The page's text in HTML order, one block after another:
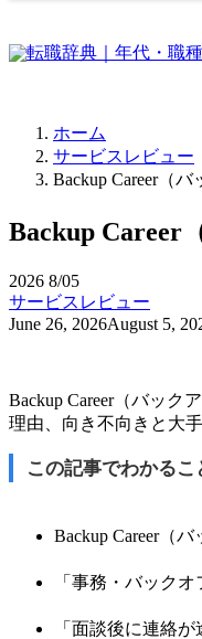
ホーム
サービスレビュー
Backup Career（
Backup Career
2026 8/05
サービスレビュー
June 26, 2026August 5,
Backup Career（バッ
理由、向き不向きと大
この記事でわかるこ
Backup Career（
「事務・バックオ
「面談後に連絡